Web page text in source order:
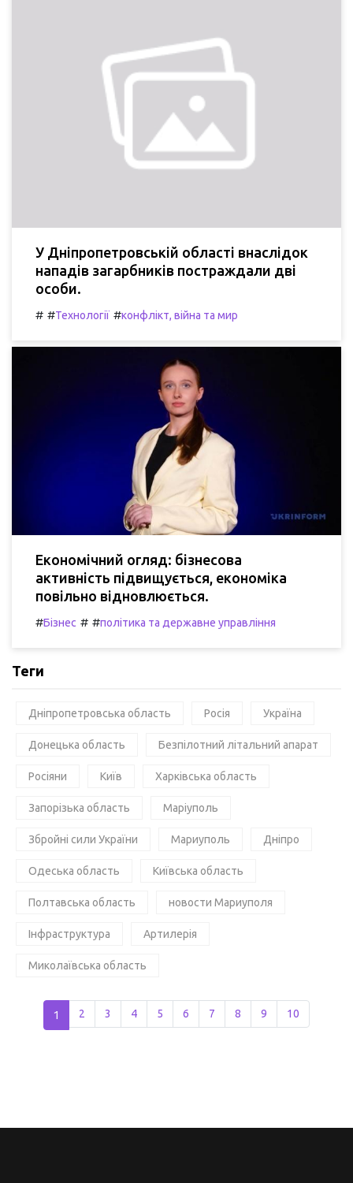
У Дніпропетровській області внаслідок
нападів загарбників постраждали дві
особи.
# #Технології #конфлікт, війна та мир
Економічний огляд: бізнесова
активність підвищується, економіка
повільно відновлюється.
#Бізнес # #політика та державне управління
Теги
Дніпропетровська область Росія Україна
Донецька область Безпілотний літальний апарат
Росіяни Київ Харківська область
Запорізька область Маріуполь
Збройні сили України Мариуполь Дніпро
Одеська область Київська область
Полтавська область новости Мариуполя
Інфраструктура Артилерія
Миколаївська область
1 2 3 4 5 6 7 8 9 10